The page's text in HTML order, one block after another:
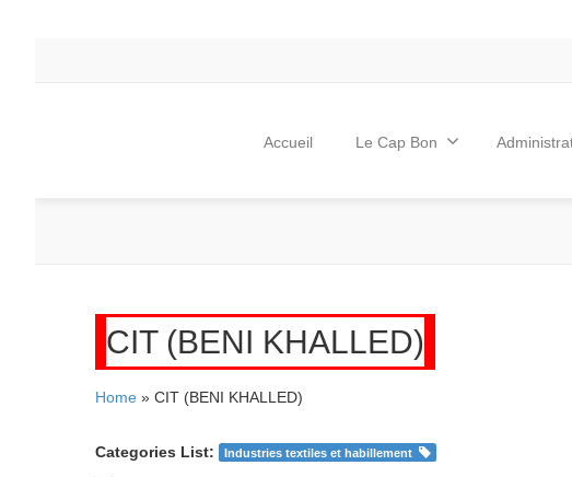
Accueil Le Cap Bon
CIT (BENI KHALLED)
Home » CIT (BENI KHALLED)
Categories List: Industries textiles et habillement